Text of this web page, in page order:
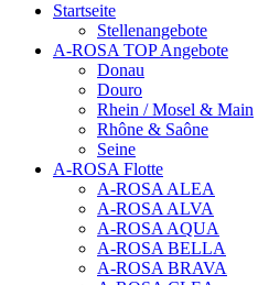
Startseite
Stellenangebote
A-ROSA TOP Angebote
Donau
Douro
Rhein / Mosel & Main
Rhône & Saône
Seine
A-ROSA Flotte
A-ROSA ALEA
A-ROSA ALVA
A-ROSA AQUA
A-ROSA BELLA
A-ROSA BRAVA